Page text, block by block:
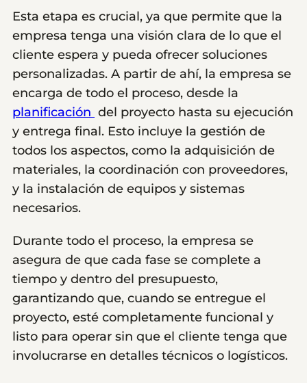
Esta etapa es crucial, ya que permite que la
empresa tenga una visión clara de lo que el
cliente espera y pueda ofrecer soluciones
personalizadas. A partir de ahí, la empresa se
encarga de todo el proceso, desde la
planificación del proyecto hasta su ejecución
y entrega final. Esto incluye la gestión de
todos los aspectos, como la adquisición de
materiales, la coordinación con proveedores,
y la instalación de equipos y sistemas
necesarios.
Durante todo el proceso, la empresa se
asegura de que cada fase se complete a
tiempo y dentro del presupuesto,
garantizando que, cuando se entregue el
proyecto, esté completamente funcional y
listo para operar sin que el cliente tenga que
involucrarse en detalles técnicos o logísticos.